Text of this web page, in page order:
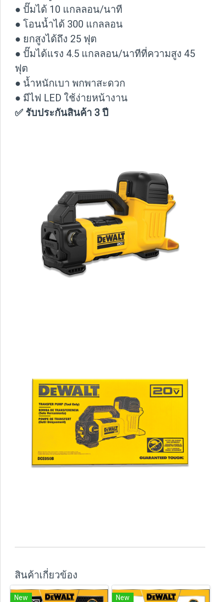
● ปั๊มได้ 10 แกลลอน/นาที
● โอนน้ำได้ 300 แกลลอน
● ยกสูงได้ถึง 25 ฟุต
● ปั๊มได้แรง 4.5 แกลลอน/นาทีที่ความสูง 45
ฟุต
● น้ำหนักเบา พกพาสะดวก
● มีไฟ LED ใช้ง่ายหน้างาน
✅ รับประกันสินค้า 3 ปี
สินค้าเกี่ยวข้อง
New New